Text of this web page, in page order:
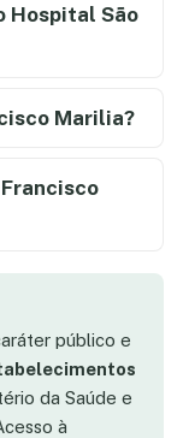
Hospital São
Marilia?
público e
da Saúde e
à